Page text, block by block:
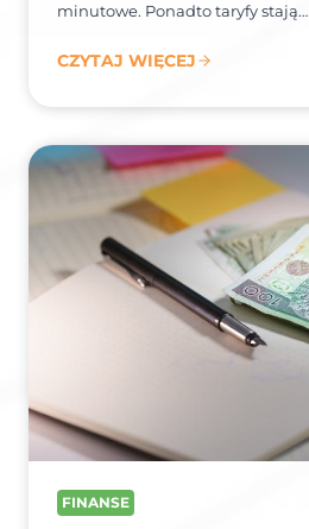
minutowe. Ponadto taryfy stają…
CZYTAJ WIĘCEJ
FINANSE